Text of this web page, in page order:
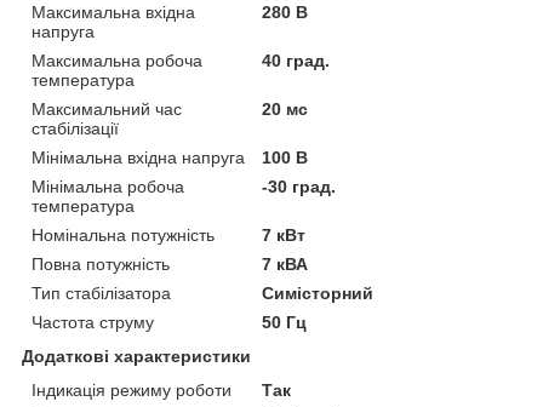
Максимальна вхідна
напруга
280 В
Максимальна робоча
температура
40 град.
Максимальний час
стабілізації
20 мс
Мінімальна вхідна напруга
100 В
Мінімальна робоча
температура
-30 град.
Номінальна потужність
7 кВт
Повна потужність
7 кВА
Тип стабілізатора
Симісторний
Частота струму
50 Гц
Додаткові характеристики
Індикація режиму роботи
Так